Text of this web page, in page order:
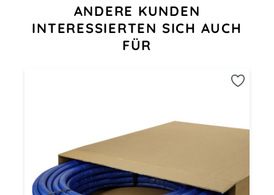
Produktgalerie überspringen
ANDERE KUNDEN
INTERESSIERTEN SICH AUCH
FÜR